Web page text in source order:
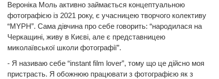
Вероніка Моль активно займається концептуальною
фотографією із 2021 року, є учасницею творчого колективу
“MYPH”. Сама дівчина про себе говорить: “народилася на
Черкащині, живу в Києві, але є представницею
миколаївської школи фотографії”.
- Я називаю себе “instant film lover”, тому що це дійсно моя
пристрасть. Я обожнюю працювати з фотографією як з